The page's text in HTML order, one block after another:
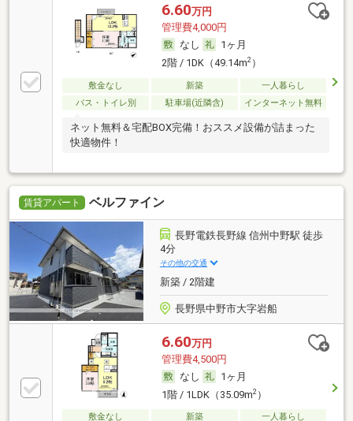
6.60万円
管理費4,000円
なし
1ヶ月
2階 / 1DK（49.14m2）
敷金なし 新築
一人暮らし
バス・トイレ別
駐車場(近隣含) インターネット無料
ネット無料＆宅配BOX完備！おススメ設備が詰まった
快適物件！
賃貸アパート ベルファイン
長野電鉄長野線 信州中野駅 徒歩
4分
その他の交通
新築 / 2階建
長野県中野市大字岩船
6.60万円
管理費4,500円
なし
1ヶ月
1階 / 1LDK（35.09m2）
敷金なし 新築
一人暮らし